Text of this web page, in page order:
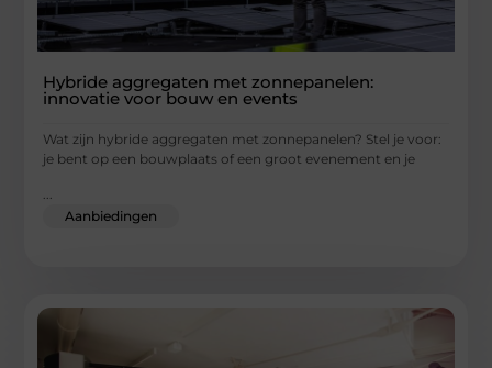
Hybride aggregaten met zonnepanelen:
innovatie voor bouw en events
Wat zijn hybride aggregaten met zonnepanelen? Stel je voor:
je bent op een bouwplaats of een groot evenement en je
...
Aanbiedingen